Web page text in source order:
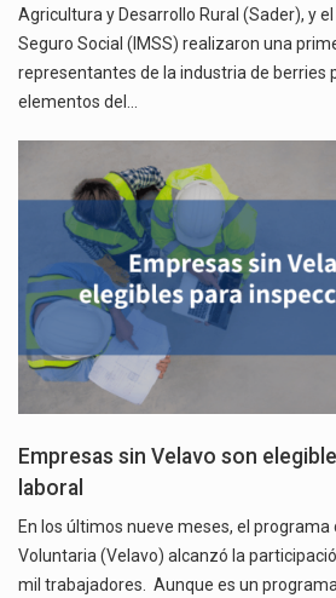
Agricultura y Desarrollo Rural (Sader), y
Seguro Social (IMSS) realizaron una
representantes de la industria de berries
elementos del…
Empresas sin Velavo son
laboral
En los últimos nueve meses, el programa
Voluntaria (Velavo) alcanzó la
mil trabajadores. Aunque es un